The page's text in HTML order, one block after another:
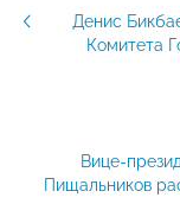
Денис
Комитета
Вице-
Пищальников